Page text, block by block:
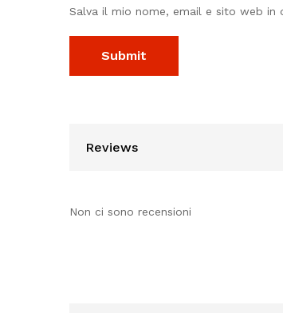
Salva il mio nome, email e sito web
Reviews
Non ci sono recensioni